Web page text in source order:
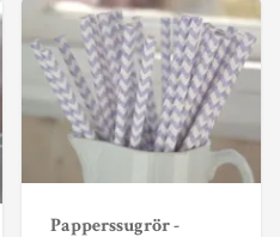
Papperssugrör -